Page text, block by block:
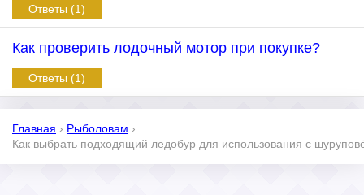
Ответы (1)
Как проверить лодочный мотор при покупке?
Ответы (1)
Главная › Рыболовам ›
Как выбрать подходящий ледобур для использования с